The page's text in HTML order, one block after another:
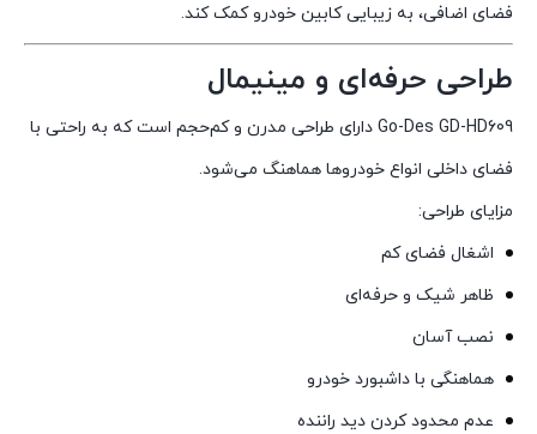
فضای اضافی، به زیبایی کابین خودرو کمک کند.
طراحی حرفه‌ای و مینیمال
Go-Des GD-HD609 دارای طراحی مدرن و کم‌حجم است که به راحتی با
فضای داخلی انواع خودروها هماهنگ می‌شود.
مزایای طراحی:
اشغال فضای کم
ظاهر شیک و حرفه‌ای
نصب آسان
هماهنگی با داشبورد خودرو
عدم محدود کردن دید راننده